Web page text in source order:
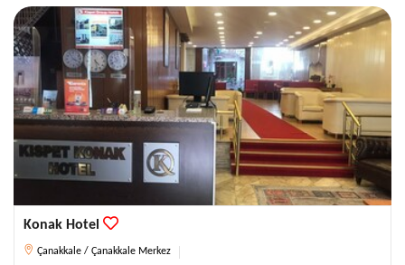
Konak Hotel
Çanakkale / Çanakkale Merkez